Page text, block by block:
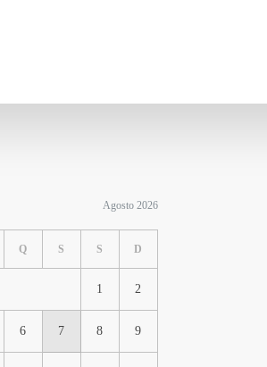
Agosto 2026
Q S S D
1 2
6 7 8 9